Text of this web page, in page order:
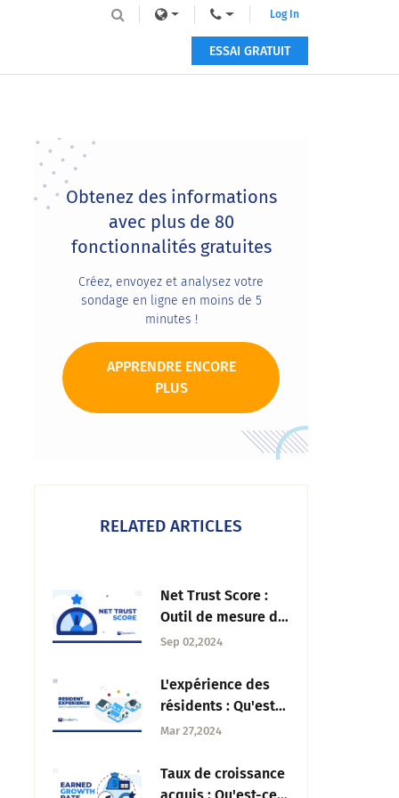
Log In
ESSAI GRATUIT
Primary
Sidebar
Obtenez des informations
avec plus de 80
fonctionnalités gratuites
Créez, envoyez et analysez votre
sondage en ligne en moins de 5
minutes !
APPRENDRE ENCORE
PLUS
RELATED ARTICLES
Net Trust Score :
Outil de mesure de
la confiance dans
Sep 02,2024
L'expérience des
résidents : Qu'est-
ce que c'est et
l'améliorer ?
Mar 27,2024
Taux de croissance